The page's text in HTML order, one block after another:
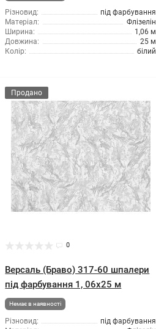
Різновид:
під фарбування
Матеріал:
Флізелін
Ширина:
1,06 м
Довжина:
25 м
Колір:
білий
Продано
0
Версаль (Браво) 317-60 шпалери
під фарбування 1, 06x25 м
Немає в наявності
Різновид:
під фарбування